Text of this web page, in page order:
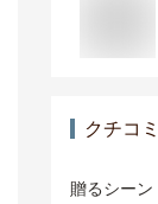
クチコ
贈るシーン